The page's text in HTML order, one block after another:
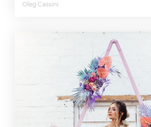
Oleg Cassini